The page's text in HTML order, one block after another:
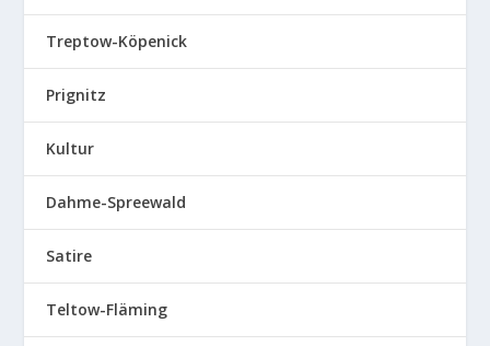
Treptow-Köpenick
Prignitz
Kultur
Dahme-Spreewald
Satire
Teltow-Fläming